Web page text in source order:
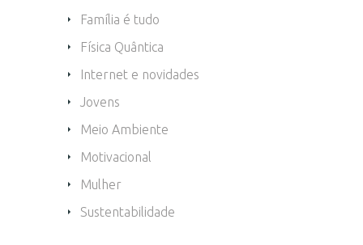
Família é tudo
Física Quântica
Internet e novidades
Jovens
Meio Ambiente
Motivacional
Mulher
Sustentabilidade